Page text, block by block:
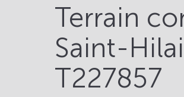
Terrain
Saint-
T227857